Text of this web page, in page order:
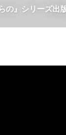
の』シリーズ出